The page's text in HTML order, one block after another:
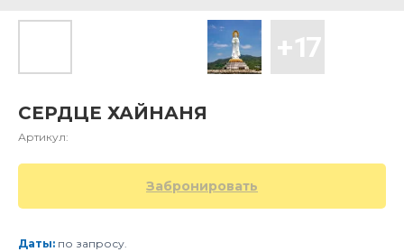
СЕРДЦЕ ХАЙНАНЯ
Артикул:
Забронировать
Даты: по запросу.